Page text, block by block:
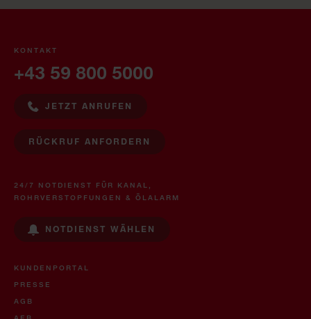
KONTAKT
+43 59 800 5000
JETZT ANRUFEN
RÜCKRUF ANFORDERN
24/7 NOTDIENST FÜR KANAL,
ROHRVERSTOPFUNGEN & ÖLALARM
NOTDIENST WÄHLEN
KUNDENPORTAL
PRESSE
AGB
AEB